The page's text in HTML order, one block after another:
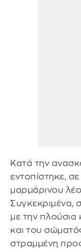
Κατά την
εντοπίστηκε,
μαρμάρινου
Συγκεκριμένα,
με την πλούσια
και του
στραμμένη